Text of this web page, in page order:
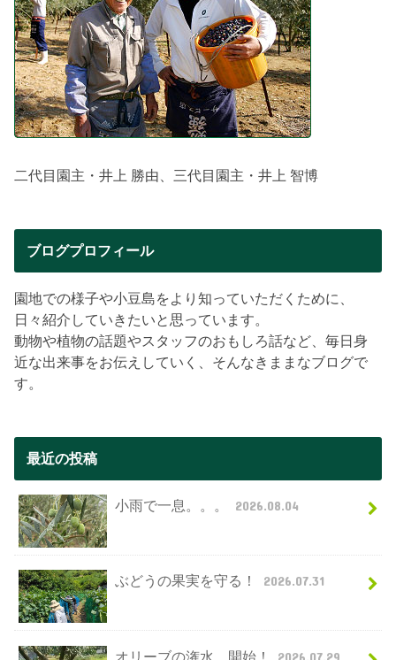
二代目園主・井上 勝由、三代目園主・井上 智博
ブログプロフィール
園地での様子や小豆島をより知っていただくために、
日々紹介していきたいと思っています。
動物や植物の話題やスタッフのおもしろ話など、毎日身
近な出来事をお伝えしていく、そんなきままなブログで
す。
最近の投稿
小雨で一息。。。 2026.08.04
ぶどうの果実を守る！ 2026.07.31
オリーブの潅水、開始！ 2026.07.29